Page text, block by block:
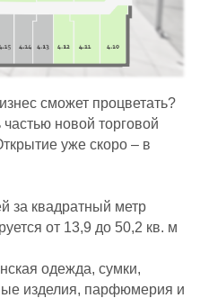
сможет процветать?
новой торговой
уже скоро – в
за квадратный метр
от 13,9 до 50,2 кв. м
одежда, сумки,
изделия, парфюмерия и